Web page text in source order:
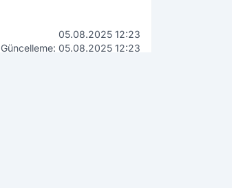
05.08.2025 12:23
Güncelleme: 05.08.2025 12:23